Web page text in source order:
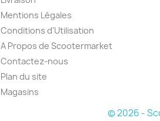
Mentions Légales
Conditions d'Utilisation
A Propos de Scootermarket
Contactez-nous
Plan du site
Magasins
© 2026 -